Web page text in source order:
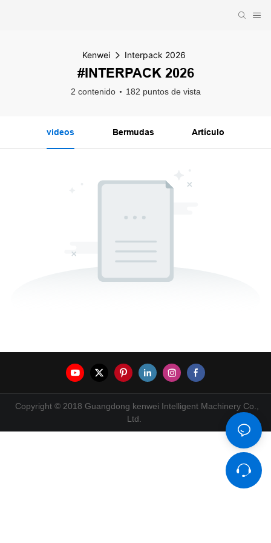
Kenwei Interpack 2026
#INTERPACK 2026
2 contenido 182 puntos de vista
videos Bermudas Artículo
Copyright © 2018 Guangdong kenwei Intelligent Machinery Co.,
Ltd.